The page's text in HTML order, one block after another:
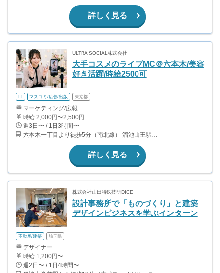
詳しく見る
ULTRA SOCIAL株式会社
大手コスメのライブMC＠六本木/美容
好き活躍/時給2500可
IT マスコミ/広告/出版 東京都
マーケティング/広報
時給 2,000円〜2,500円
週3日〜 / 1日3時間〜
詳しく見る
株式会社山田特殊技研DICE
設計事務所で「ものづくり」と建築
デザインビジネスを学ぶインターン
不動産/建築 埼玉県
デザイナー
時給 1,200円〜
週2日〜 / 1日4時間〜